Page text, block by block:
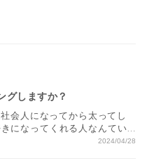
グしますか？
会人になってから太ってし
になってくれる人なんてい
。 ブライダルネットはプロ
2024/04/28